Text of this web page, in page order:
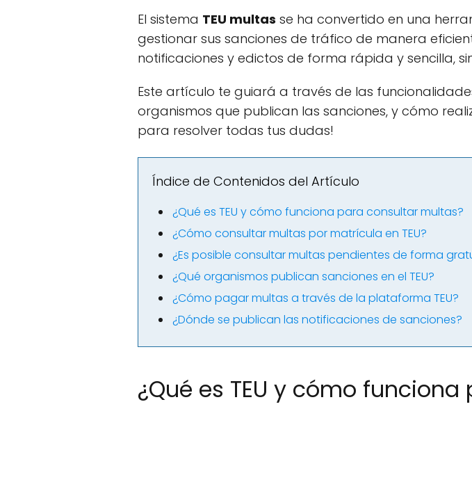
El sistema TEU multas se ha convertido en una
gestionar sus sanciones de tráfico de manera
notificaciones y edictos de forma rápida y sencilla,
Este artículo te guiará a través de las
organismos que publican las sanciones, y cómo
para resolver todas tus dudas!
Índice de Contenidos del Artículo
¿Qué es TEU y cómo funciona para consultar multas?
¿Cómo consultar multas por matrícula en TEU?
¿Es posible consultar multas pendientes de forma
¿Qué organismos publican sanciones en el TEU?
¿Cómo pagar multas a través de la plataforma TEU?
¿Dónde se publican las notificaciones de sanciones?
¿Qué es TEU y cómo